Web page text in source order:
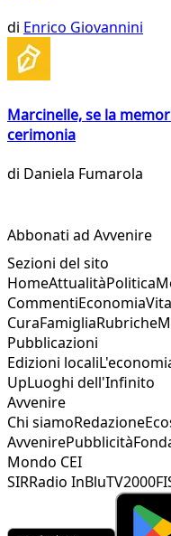
di Enrico Giovannini
Marcinelle, se la
cerimonia
di Daniela Fumarola
Abbonati ad Avvenire
Sezioni del sito
HomeAttualitàPolitica
CommentiEconomia
CuraFamigliaRubriche
Pubblicazioni
Edizioni locali
UpLuoghi dell'Infinito
Avvenire
Chi siamoRedazione
AvvenirePubblicità
Mondo CEI
SIRRadio InBluTV2000